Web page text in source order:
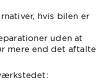
hvis bilen er
uden at
mere end det aftalte